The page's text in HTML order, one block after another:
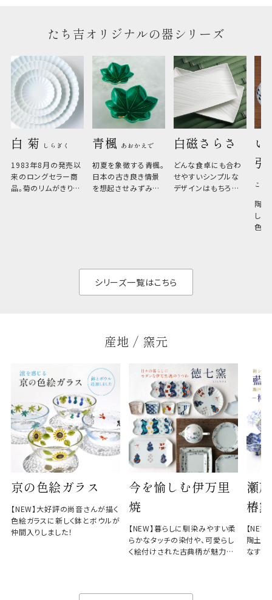
のしについて
のしについてはこちらをご覧ください
たち吉オリジナルの器シリーズ
白 菊 しらぎく
1983年8月の発売以
来のロングセラー商
品。菊のリムがきりっ
青楓 あおかえで
初夏を象徴する青楓。
日本の古き良き情景
を想起させみずみず
白磁さらさ
どんな食卓にも合わ
せやすいシンプルな
デザインはもちろん、
い
こひ
陶器
しい
色の
シリーズ一覧はこちら
産地 / 窯元
京の色絵ガラス
【NEW】大好評の尚音さんが描く
色絵ガラスに新しく鉢とボウルが
仲間入りしました！
今を愉しむ伊万里
焼
【NEW】暮らしに馴染みやすい柔
らかなタッチの染付や、可愛らし
く絵付けされた古典柄が魅力の
瀬
椿窯
【
陶土と
なす、